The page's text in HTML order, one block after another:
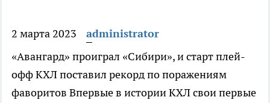
2 марта 2023
administrator
«Авангард» проиграл «Сибири», и старт плей-
офф КХЛ поставил рекорд по поражениям
фаворитов Впервые в истории КХЛ свои первые